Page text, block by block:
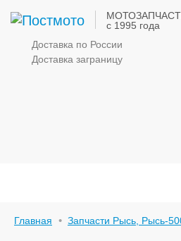
с 1995 года
Доставка по России
Доставка заграницу
Главная Запчасти Рысь, Рысь-